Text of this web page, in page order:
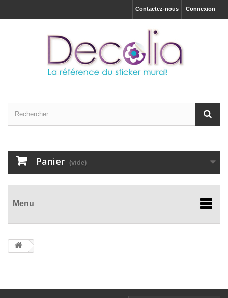
Connexion
Contactez-nous
Panier (vide)
Menu